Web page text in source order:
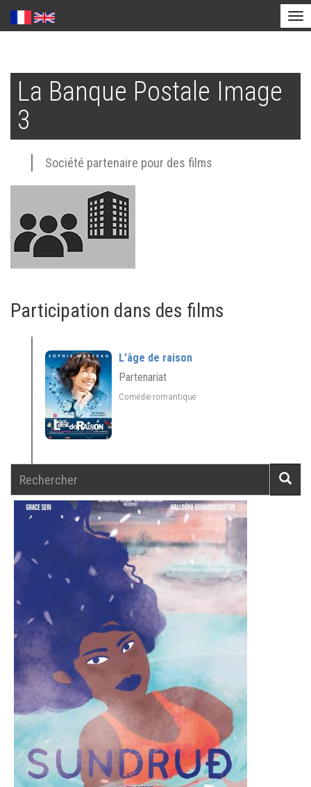
contenu
principal
La Banque Postale Image
3
Société partenaire pour des films
Participation dans des films
L'âge de raison
Partenariat
Comédie romantique